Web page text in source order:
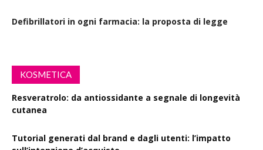
Defibrillatori in ogni farmacia: la proposta di legge
KOSMETICA
Resveratrolo: da antiossidante a segnale di longevità
cutanea
Tutorial generati dal brand e dagli utenti: l’impatto